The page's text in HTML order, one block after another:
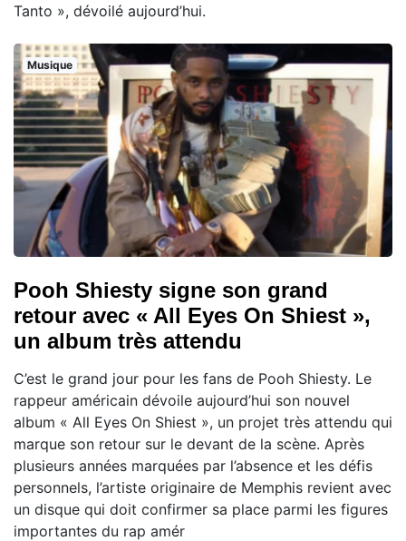
Tanto », dévoilé aujourd’hui.
Musique
Pooh Shiesty signe son grand
retour avec « All Eyes On Shiest »,
un album très attendu
C’est le grand jour pour les fans de Pooh Shiesty. Le
rappeur américain dévoile aujourd’hui son nouvel
album « All Eyes On Shiest », un projet très attendu qui
marque son retour sur le devant de la scène. Après
plusieurs années marquées par l’absence et les défis
personnels, l’artiste originaire de Memphis revient avec
un disque qui doit confirmer sa place parmi les figures
importantes du rap amér